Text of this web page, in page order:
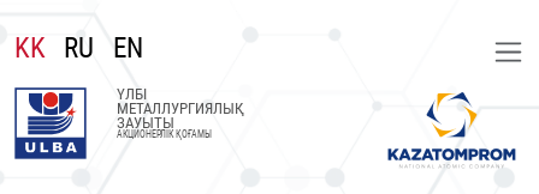
KK RU EN
ҮЛБІ
МЕТАЛЛУРГИЯЛЫҚ
ЗАУЫТЫ
АКЦИОНЕРЛІК ҚОҒАМЫ